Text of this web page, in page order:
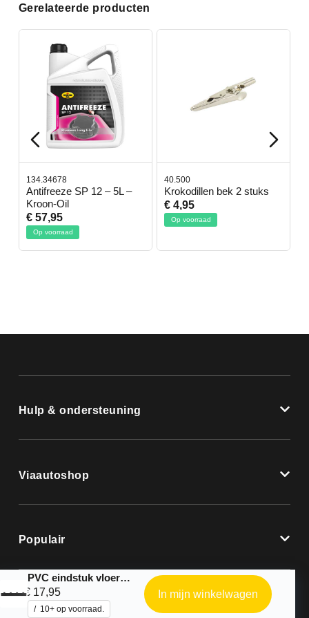
Gerelateerde producten
134.34678
Antifreeze SP 12 – 5L –
Kroon-Oil
€ 57,95
Op voorraad
40.500
Krokodillen bek 2 stuks
€ 4,95
Op voorraad
Hulp & ondersteuning
Viaautoshop
Populair
PVC eindstuk vloertegel – zwart
€ 17,95
10+ op voorraad.
In mijn winkelwagen